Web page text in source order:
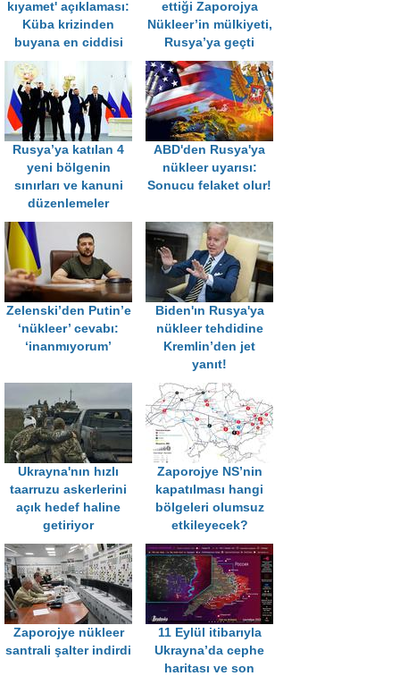
kıyamet' açıklaması:
Küba krizinden
buyana en ciddisi
ettiği Zaporojya
Nükleer’in mülkiyeti,
Rusya’ya geçti
Rusya’ya katılan 4
yeni bölgenin
sınırları ve kanuni
düzenlemeler
ABD'den Rusya'ya
nükleer uyarısı:
Sonucu felaket olur!
Zelenski’den Putin’e
‘nükleer’ cevabı:
‘inanmıyorum’
Biden'ın Rusya'ya
nükleer tehdidine
Kremlin’den jet
yanıt!
U krayna'nın hızlı
taarruzu askerlerini
açık hedef haline
getiriyor
Zaporojye NS’nin
kapatılması hangi
bölgeleri olumsuz
etkileyecek?
Zaporojye nükleer
santrali şalter indirdi
11 Eylül itibarıyla
Ukrayna’da cephe
haritası ve son